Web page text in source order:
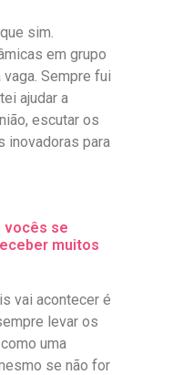
sim.
em grupo
Sempre fui
ajudar a
escutar os
inovadoras para
vocês se
muitos
vai acontecer é
levar os
uma
se não for